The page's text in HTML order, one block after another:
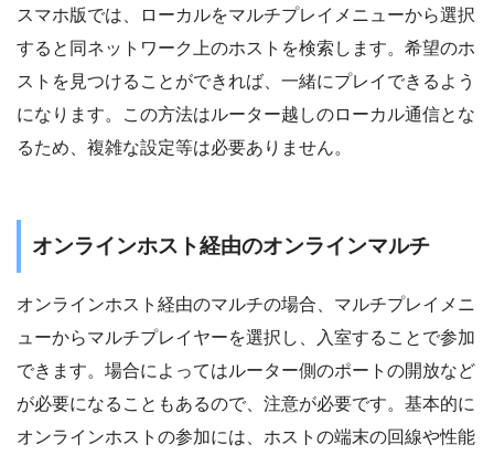
スマホ版では、ローカルをマルチプレイメニューから選択
すると同ネットワーク上のホストを検索します。希望のホ
ストを見つけることができれば、一緒にプレイできるよう
になります。この方法はルーター越しのローカル通信とな
るため、複雑な設定等は必要ありません。
オンラインホスト経由のオンラインマルチ
オンラインホスト経由のマルチの場合、マルチプレイメニ
ューからマルチプレイヤーを選択し、入室することで参加
できます。場合によってはルーター側のポートの開放など
が必要になることもあるので、注意が必要です。基本的に
オンラインホストの参加には、ホストの端末の回線や性能